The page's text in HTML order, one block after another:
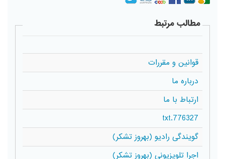
مطالب مرتبط
قوانین و مقررات
درباره ما
ارتباط با ما
776327.txt
گویندگی رادیو (بهروز تشکر)
اجرا تلویزیونی (بهروز تشکر)